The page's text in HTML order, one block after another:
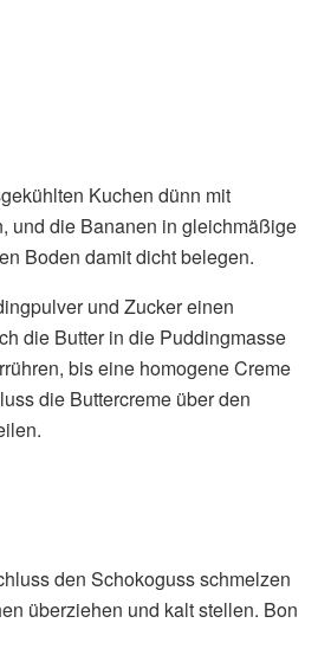
Kuchen dünn mit
und die Bananen in gleichmäßige
Boden damit dicht belegen.
und Zucker einen
die Butter in die Puddingmasse
bis eine homogene Creme
die Buttercreme über den
den Schokoguss schmelzen
überziehen und kalt stellen. Bon